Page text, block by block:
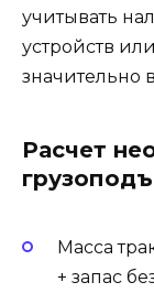
учитывать
устройств
значительно
Расчет
Масса
+ запас